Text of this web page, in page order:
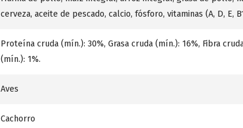
cerveza, aceite de pescado, calcio, fósforo, vitaminas (A, D, E,
Proteína cruda (mín.): 30%, Grasa cruda (mín.): 16%, Fibra
(mín.): 1%.
Aves
Cachorro